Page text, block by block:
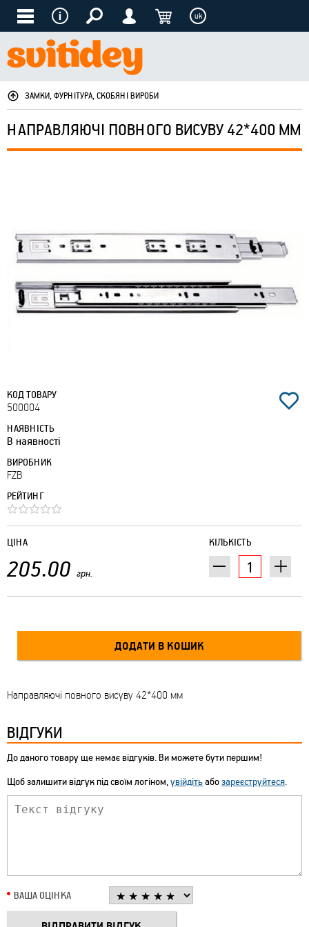
uk
ЗАМКИ, ФУРНІТУРА, СКОБЯНІ ВИРОБИ
НАПРАВЛЯЮЧІ ПОВНОГО ВИСУВУ 42*400 ММ
КОД ТОВАРУ
500004
НАЯВНІСТЬ
В наявності
ВИРОБНИК
FZB
РЕЙТИНГ
КІЛЬКІСТЬ
ЦІНА
205.00 грн.
Направляючі повного висуву 42*400 мм
ВІДГУКИ
До даного товару ще немає відгуків. Ви можете бути першим!
Щоб залишити відгук під своїм логіном,увійдітьабозареєструйтеся.
ВАША ОЦІНКА